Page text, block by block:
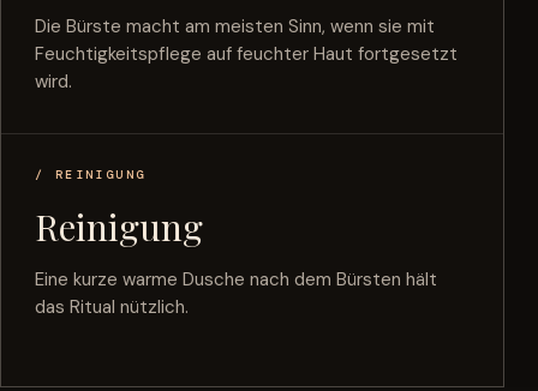
Die Bürste macht am meisten Sinn, wenn sie mit
Feuchtigkeitspflege auf feuchter Haut fortgesetzt
wird.
/ REINIGUNG
Reinigung
Eine kurze warme Dusche nach dem Bürsten hält
das Ritual nützlich.